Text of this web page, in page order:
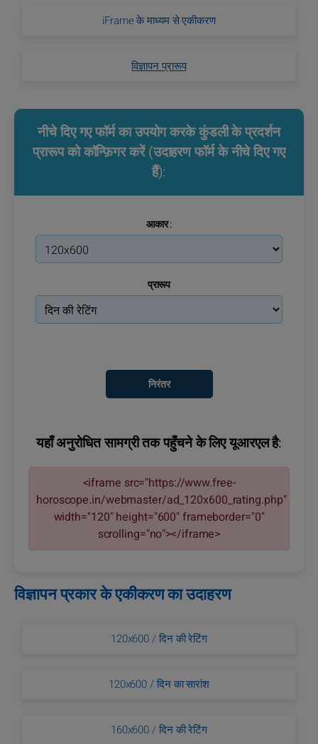
iFrame के माध्यम से एकीकरण
विज्ञापन प्रारूप
नीचे दिए गए फॉर्म का उपयोग करके कुंडली के प्रदर्शन
प्रारूप को कॉन्फ़िगर करें (उदाहरण फॉर्म के नीचे दिए गए
हैं):
आकार :
प्रारूप
यहाँ अनुरोधित सामग्री तक पहुँचने के लिए यूआरएल है:
<iframe src="https://www.free-
horoscope.in/webmaster/ad_120x600_rating.php"
width="120" height="600" frameborder="0"
scrolling="no"></iframe>
विज्ञापन प्रकार के एकीकरण का उदाहरण
120x600 / दिन की रेटिंग
120x600 / दिन का सारांश
160x600 / दिन की रेटिंग